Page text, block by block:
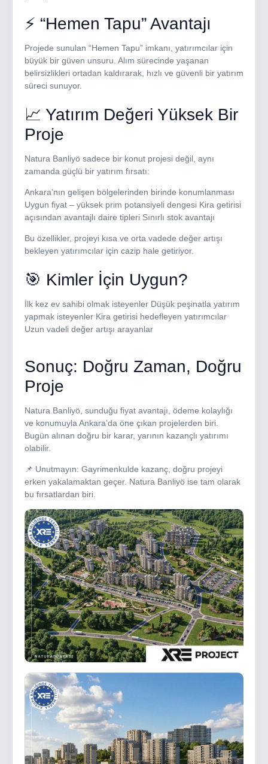
⚡ “Hemen Tapu” Avantajı
Projede sunulan “Hemen Tapu” imkanı, yatırımcılar için
büyük bir güven unsuru. Alım sürecinde yaşanan
belirsizlikleri ortadan kaldırarak, hızlı ve güvenli bir yatırım
süreci sunuyor.
📈 Yatırım Değeri Yüksek Bir
Proje
Natura Banliyö sadece bir konut projesi değil, aynı
zamanda güçlü bir yatırım fırsatı:
Ankara’nın gelişen bölgelerinden birinde konumlanması
Uygun fiyat – yüksek prim potansiyeli dengesi Kira getirisi
açısından avantajlı daire tipleri Sınırlı stok avantajı
Bu özellikler, projeyi kısa ve orta vadede değer artışı
bekleyen yatırımcılar için cazip hale getiriyor.
🎯 Kimler İçin Uygun?
İlk kez ev sahibi olmak isteyenler Düşük peşinatla yatırım
yapmak isteyenler Kira getirisi hedefleyen yatırımcılar
Uzun vadeli değer artışı arayanlar
Sonuç: Doğru Zaman, Doğru
Proje
Natura Banliyö, sunduğu fiyat avantajı, ödeme kolaylığı
ve konumuyla Ankara’da öne çıkan projelerden biri.
Bugün alınan doğru bir karar, yarının kazançlı yatırımı
olabilir.
📌 Unutmayın: Gayrimenkulde kazanç, doğru projeyi
erken yakalamaktan geçer. Natura Banliyö ise tam olarak
bu fırsatlardan biri.